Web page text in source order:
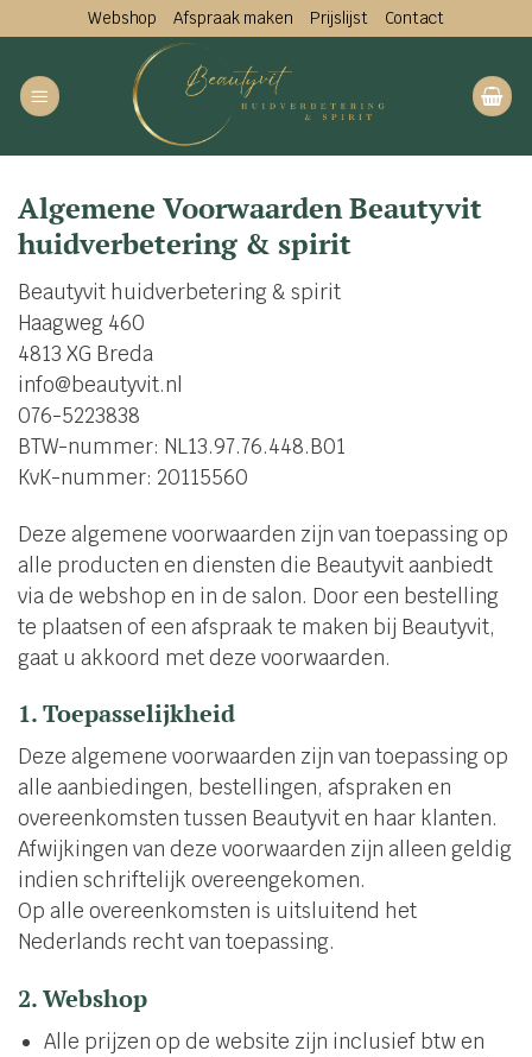
naar
inhoud
Webshop Afspraak maken Prijslijst Contact
Algemene Voorwaarden Beautyvit
huidverbetering & spirit
Beautyvit huidverbetering & spirit
Haagweg 460
4813 XG Breda
info@beautyvit.nl
076-5223838
BTW-nummer: NL13.97.76.448.B01
KvK-nummer: 20115560
Deze algemene voorwaarden zijn van toepassing op
alle producten en diensten die Beautyvit aanbiedt
via de webshop en in de salon. Door een bestelling
te plaatsen of een afspraak te maken bij Beautyvit,
gaat u akkoord met deze voorwaarden.
1. Toepasselijkheid
Deze algemene voorwaarden zijn van toepassing op
alle aanbiedingen, bestellingen, afspraken en
overeenkomsten tussen Beautyvit en haar klanten.
Afwijkingen van deze voorwaarden zijn alleen geldig
indien schriftelijk overeengekomen.
Op alle overeenkomsten is uitsluitend het
Nederlands recht van toepassing.
2. Webshop
Alle prijzen op de website zijn inclusief btw en